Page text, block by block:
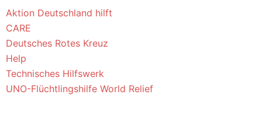
Aktion Deutschland hilft
CARE
Deutsches Rotes Kreuz
Help
Technisches Hilfswerk
UNO-Flüchtlingshilfe World Relief